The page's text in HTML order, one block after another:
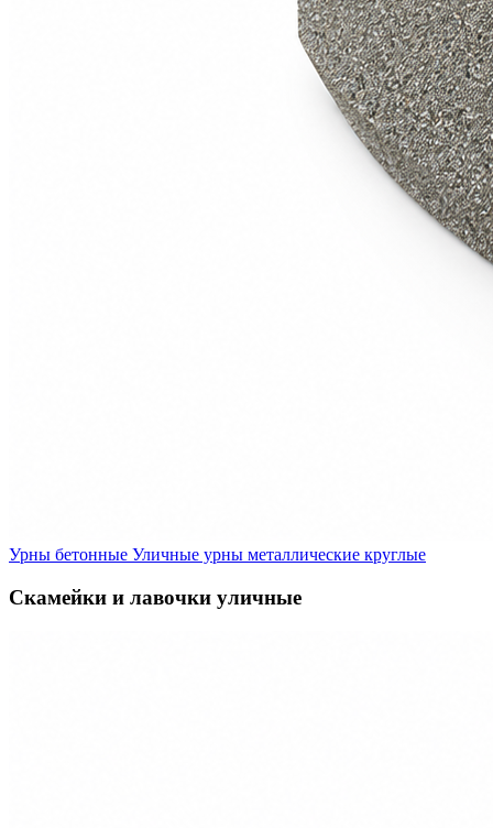
Урны бетонные Уличные урны металлические круглые
Скамейки и лавочки уличные